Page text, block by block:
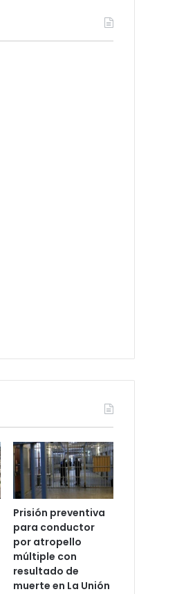
Prisión preventiva
para conductor
por atropello
múltiple con
resultado de
muerte en La Unión